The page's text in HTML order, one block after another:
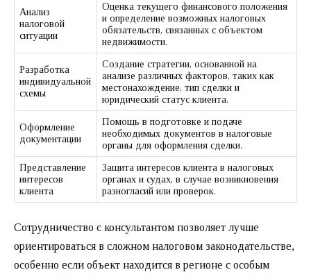
Анализ
налоговой
ситуации
Оценка текущего финансового положения
и определение возможных налоговых
обязательств, связанных с объектом
недвижимости.
Разработка
индивидуальной
схемы
Создание стратегии, основанной на
анализе различных факторов, таких как
местонахождение, тип сделки и
юридический статус клиента.
Оформление
документации
Помощь в подготовке и подаче
необходимых документов в налоговые
органы для оформления сделки.
Представление
интересов
клиента
Защита интересов клиента в налоговых
органах и судах, в случае возникновения
разногласий или проверок.
Сотрудничество с консультантом позволяет лучше
ориентироваться в сложном налоговом законодательстве,
особенно если объект находится в регионе с особым